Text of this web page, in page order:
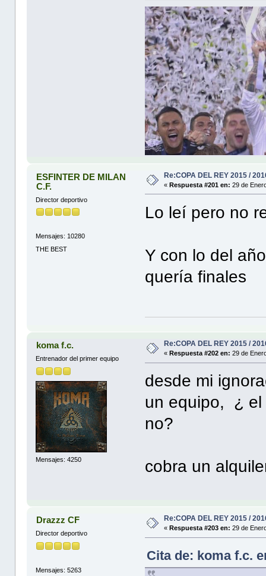
ESFINTER DE MILAN
C.F.
Director deportivo
Mensajes: 10280
THE BEST
Re:COPA DEL REY 2015 /
«Respuesta #201 en: 29 de
Lo leí pero no
Y con lo del
quería finales
koma f.c.
Entrenador del primer equipo
Mensajes: 4250
Re:COPA DEL REY 2015 /
« Respuesta #202 en: 29 de
desde mi
un equipo, ¿ el
no?
cobra un
Drazzz CF
Director deportivo
Mensajes: 5263
Re:COPA DEL REY 2015 /
« Respuesta #203 en: 29 de
Cita de: koma f.c.